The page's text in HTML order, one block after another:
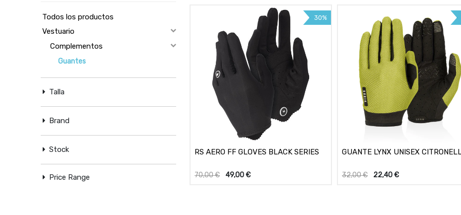
Todos los productos
Vestuario
Complementos
Guantes
Talla
Brand
Stock
Price Range
30%
RS AERO FF GLOVES BLACK SERIES
70,00€ 49,00€
GUANTE LYNX UNISEX
32,00€ 22,40€